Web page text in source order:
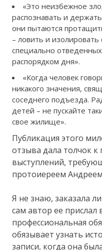
«Это неизбежное
распознавать и
они пытаются
– ловить и
специально
распорядком дня».
«Когда человек
никакого значения,
соседнего подъезда.
детей – не пускайте
свое жилище».
Публикация этого
отзыва дала толчок
выступлений,
протоиереем
Я не знаю, заказала
сам автор ее
профессиональная
обязывает узнать
записи, когда она